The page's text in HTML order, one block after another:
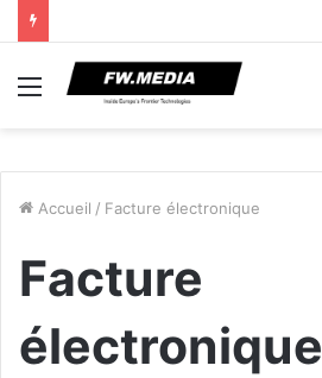
Menu
Accueil / Facture électronique
Facture
électronique